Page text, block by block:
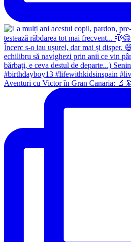
Aventuri cu Victor în Gran Canaria: